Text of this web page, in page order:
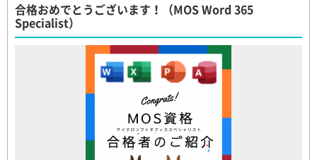
合格おめでとうございます！（MOS Word 365
Specialist）